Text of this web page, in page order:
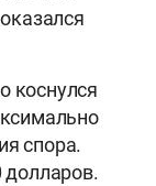
коснулся
спора.
долларов.